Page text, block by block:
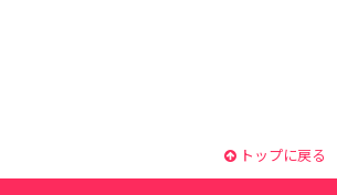
トップに戻る